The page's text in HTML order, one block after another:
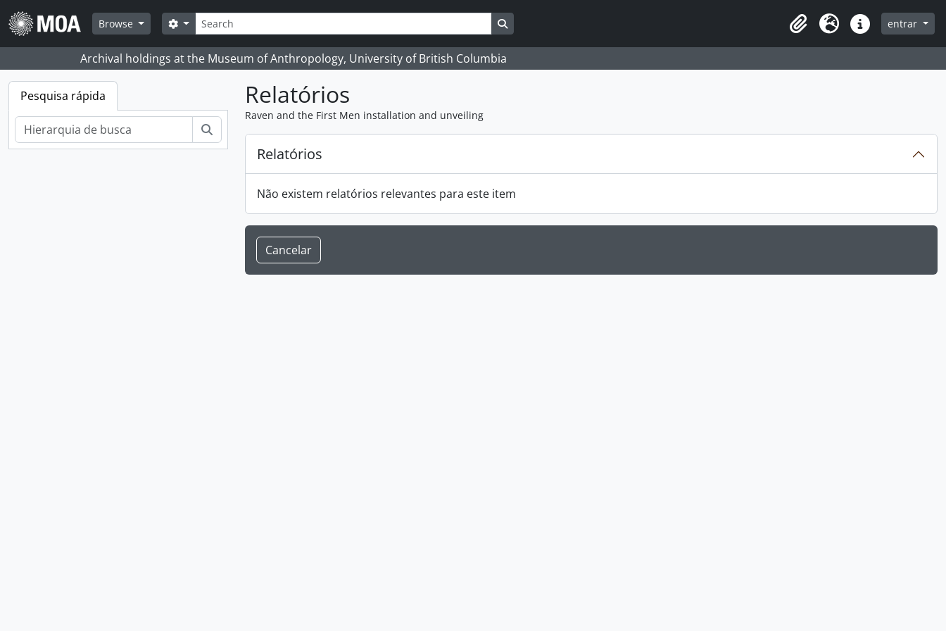
Skip to main content
Browse
Pesquisar
Search options Search in browse page
Clipboard
Idioma Ligações rápidas
entrar
Archival holdings at the Museum of Anthropology, University of British Columbia
Pesquisa rápida Relatórios
Raven and the First Men installation and unveiling
Relatórios
Não existem relatórios relevantes para este item
Cancelar